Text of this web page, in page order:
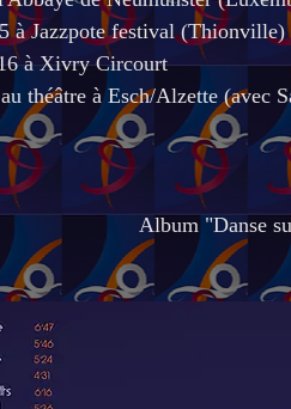
à Jazzpote festival (Thionville)
à Xivry Circourt
théâtre à Esch/Alzette (avec
Album "Danse